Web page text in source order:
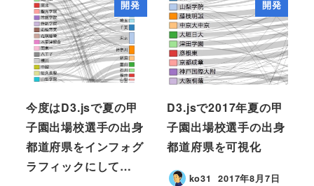
開発
今度はD3.jsで夏の甲
子園出場校選手の出身
都道府県をインフォグ
ラフィックにして…
開発
D3.jsで2017年夏の甲
子園出場校選手の出身
都道府県を可視化
ko31 2017年8月7日